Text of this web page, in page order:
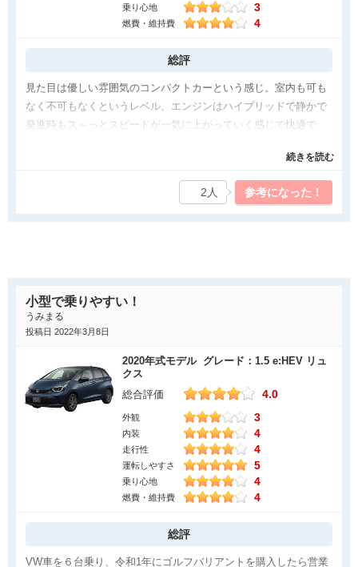
乗り心地 3
燃費・維持費 4
総評
見た目は優しい雰囲気のコンパクトカーという感じ。室内も可も
なく不可もなくというレベル。エンジンはハイブリッドで静かで
発進時もス～っとスピードが一気に上がっていく感じで快適で
転した時も慣れるまでに時間はあまりかかりませんでした。走行
中は振動も少なくエンジンが静かなのですごい快適です。リアシ
ートも結構広いので大人でも窮屈な感じはしないレベルです。
べると赤信号から発進してスピードに乗るまでが静かだけどパワ
ーがあって車体も軽いのでかなり運転が楽で楽しめます。燃費も
かなりいいのでガソリンが高い昨今ではかなりおおきなポイン
ませんでした。フィットを買うならガソリンよりハイブリッドエ
ンジンをおススメします。
気になった点
エクステリアが今一つ。この型は攻めたデザインではなく万人受
けする無難な感じでまとまっているので、個性を求める人にとっ
ては物足りなさを感じてしまうと思う。インテリアも少々安っぽ
く感じてしまう質感です。走行性能はバッチリなので、見た目の
離がそんなにいってなくても結構求めやすい価格帯の中古車が結
構多いので、普通に使う人にはねらい目の車だと思います。
続きを読む
参考になった！
2人
小型で乗りやすい！
うみまる
投稿日 2022年3月8日
2020年式モデル グレード：1.5 e:HEV リュ
クス
総合評価
4.0
外観 3
内装 4
走行性 4
運転しやすさ 5
乗り心地 4
燃費・維持費 4
総評
VW車を６台乗り、令和1年にゴルフバリアントを購入したら営業